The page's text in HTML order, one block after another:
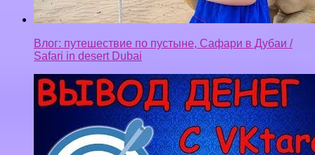
Влог: путешествие по пустыне, Сафари в Дубаи /
Safari in desert Dubai